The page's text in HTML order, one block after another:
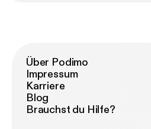
Über Podimo
Impressum
Karriere
Blog
Brauchst du Hilfe?